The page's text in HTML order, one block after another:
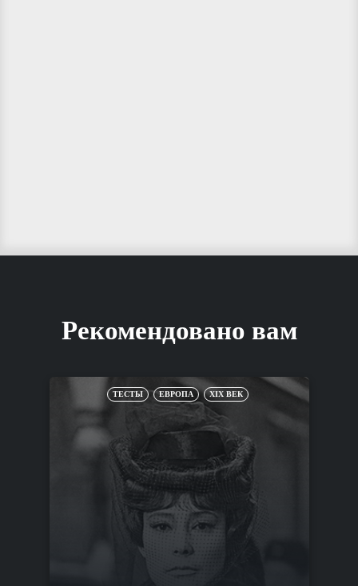
Рекомендовано вам
ТЕСТЫ ЕВРОПА XIX ВЕК